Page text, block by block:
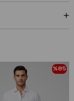
%85